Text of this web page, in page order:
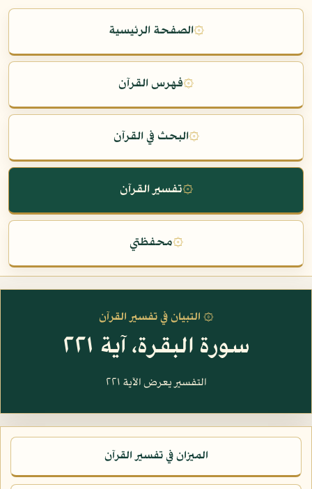
۞الصفحة الرئيسية
۞فهرس القرآن
۞البحث في القرآن
۞تفسير القرآن
۞محفظتي
۞ التبيان في تفسير القرآن
سورة البقرة، آية ٢٢١
التفسير يعرض الآية ٢٢١
الميزان في تفسير القرآن